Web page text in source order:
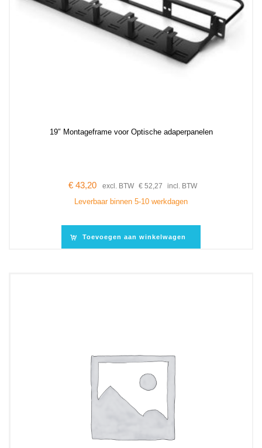
19″ Montageframe voor Optische adaperpanelen
€43,20 excl. BTW €52,27 incl. BTW
Leverbaar binnen 5-10 werkdagen
Toevoegen aan winkelwagen